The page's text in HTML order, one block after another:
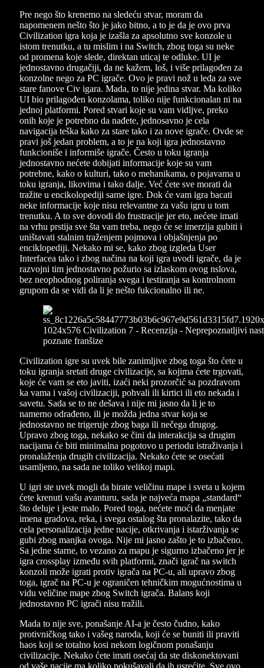
Pre nego što krenemo na sledeću stvar, moram da
napomenem nešto što je jako bitno, a to je da je ovo prva
Civilization igra koja je izašla za apsolutno sve konzole u
istom trenutku, a tu mislim i na Switch, zbog toga su neke
od promena koje slede, direktan uticaj te odluke. UI je
jednostavno drugačiji, da ne kažem, loš, i više prilagođen za
konzolne nego za PC igrače. Ovo je pravi nož u leđa za sve
stare fanove Civ igara. Mada, to nije jedina stvar. Ma koliko
UI bio prilagođen konzolama, toliko nije funkcionalan ni na
jednoj platformi. Pored stvari koje su vam vidljve, preko
onih koje je potrebno da nađete, jednosavno je cela
navigacija teška kako za stare tako i za nove igrače. Ovde se
pravi još jedan problem, a to je na koji igra jednostavno
funkcioniše i informiše igrače. Često u toku igranja
jednostavno nećete dobijati informacije koje su vam
potrebne, kako o kulturi, tako o mehanikama, o pojavama u
toku igranja, likovima i tako dalje. Već ćete sve morati da
tražite u encikolopediji same igre. Dok će vam igra bacati
neke informacije koje nisu relevantne za vašu igru u tom
trenutku. A to sve dovodi do frustracije jer eto, nećete imati
na vrhu prstija sve šta vam treba, nego će se imerzija gubiti i
uništavati stalnim traženjem pojmova i objašnjenja po
enciklopediji. Nekako mi se, kako zbog izgleda User
Interfacea tako i zbog načina na koji igra uvodi igrače, da je
razvojni tim jednostavno požurio sa izlaskom ovog nslova,
bez neophodnog poliranja svega i testiranja sa kontrolnom
grupom da se vidi da li je nešto fukcionalno ili ne.
Civilization igre su uvek bile zanimljive zbog toga što ćete u
toku igranja sretati druge civilizacije, sa kojima ćete trgovati,
koje će vam se eto javiti, izaći neki prozorčić sa pozdravom
ka vama i vašoj civilizaciji, pohvali ili kirtici ili eto nekada i
savetu. Sada se to ne dešava i nije mi jasno da li je to
namerno odrađeno, ili je možda jedna stvar koja se
jednostavno ne trigeruje zbog baga ili nečega drugog.
Upravo zbog toga, nekako se čini da interakcija sa drugim
nacijama će biti minimalna pogotovo u periodu istraživanja i
pronalaženja drugih civilizacija. Nekako ćete se osećati
usamljeno, na sada ne toliko velikoj mapi.
U igri ste uvek mogli da birate veličinu mape i sveta u kojem
ćete krenuti vašu avanturu, sada je najveća mapa „standard“
što deluje i jeste malo. Pored toga, nećete moći da menjate
imena gradova, reka, i svega ostalog šta pronalazite, tako da
cela personalizacija jedne nacije, otkrivanja i istarživanja se
gubi zbog manjka ovoga. Nije mi jasno zašto je to izbačeno.
Sa jedne starne, to vezano za mapu je sigurno izbačeno jer je
igra crossplay između svih platformi, znači igrač na switch
konzoli može igrati protiv igrača na PC-u, ali upravo zbog
toga, igrač na PC-u je ograničen tehničkim mogućnostima u
vidu veličine mape zbog Switch igrača. Balans koji
jednostavno PC igrači nisu tražili.
Mada to nije sve, ponašanje AI-a je često čudno, kako
protivničkog tako i vašeg naroda, koji će se buniti ili praviti
haos koji se totalno kosi nekom logičnom ponašanju
civilizacije. Nekako ćete imati osećaj da ste diskonektovani
od vaše nacije ma koliko pokušavali da ih usrećite. Sve ovo